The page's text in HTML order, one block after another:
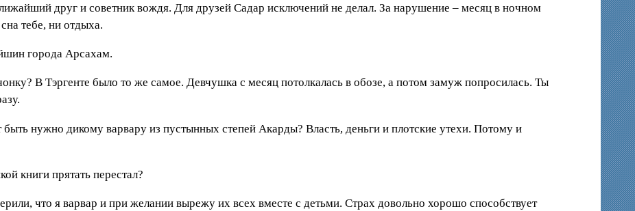
друг и советник вождя. Для друзей Садар исключений не делал. За нарушение – месяц в ночном
тебе, ни отдыха.
города Арсахам.
В Тэргенте было то же самое. Девчушка с месяц потолкалась в обозе, а потом замуж попросилась. Ты
быть нужно дикому варвару из пустынных степей Акарды? Власть, деньги и плотские утехи. Потому и
книги прятать перестал?
что я варвар и при желании вырежу их всех вместе с детьми. Страх довольно хорошо способствует